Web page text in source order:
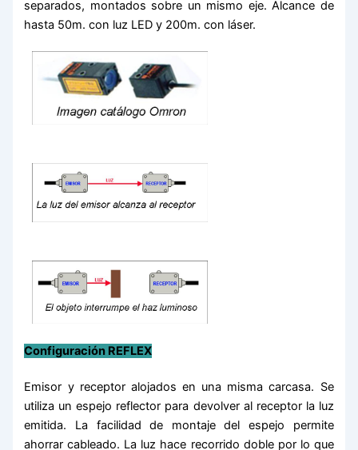
separados, montados sobre un mismo eje. Alcance de
hasta 50m. con luz LED y 200m. con láser.
Configuración REFLEX
Emisor y receptor alojados en una misma carcasa. Se
utiliza un espejo reflector para devolver al receptor la luz
emitida. La facilidad de montaje del espejo permite
ahorrar cableado. La luz hace recorrido doble por lo que